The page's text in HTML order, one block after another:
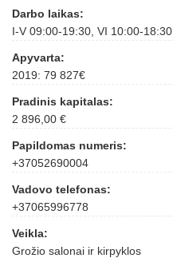
Darbo laikas:
I-V 09:00-19:30, VI 10:00-18:30
Apyvarta:
2019: 79 827€
Pradinis kapitalas:
2 896,00 €
Papildomas numeris:
+37052690004
Vadovo telefonas:
+37065996778
Veikla:
Grožio salonai ir kirpyklos